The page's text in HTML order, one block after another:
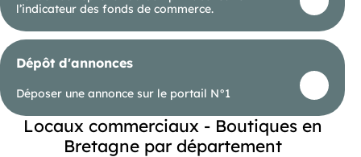
l’indicateur des fonds de commerce.
Dépôt d'annonces
Déposer une annonce sur le portail N°1
Locaux commerciaux - Boutiques en
Bretagne par département